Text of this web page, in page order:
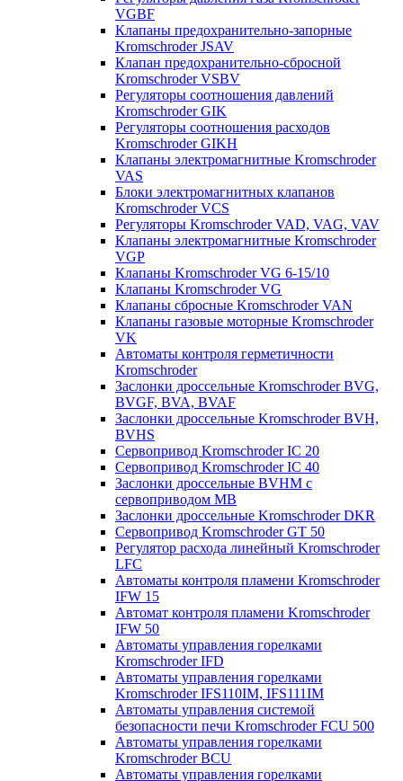
VGBF
Клапаны предохранительно-запорные
Kromschroder JSAV
Клапан предохранительно-сбросной
Kromschroder VSBV
Регуляторы соотношения давлений
Kromschroder GIK
Регуляторы соотношения расходов
Kromschroder GIKH
Клапаны электромагнитные Kromschroder
VAS
Блоки электромагнитных клапанов
Kromschroder VCS
Регуляторы Kromschroder VAD, VAG, VAV
Клапаны электромагнитные Kromschroder
VGP
Клапаны Kromschroder VG 6-15/10
Клапаны Kromschroder VG
Клапаны сбросные Kromschroder VAN
Клапаны газовые моторные Kromschroder
VK
Автоматы контроля герметичности
Kromschroder
Заслонки дроссельные Kromschroder BVG,
BVGF, BVA, BVAF
Заслонки дроссельные Kromschroder BVH,
BVHS
Сервопривод Kromschroder IC 20
Сервопривод Kromschroder IC 40
Заслонки дроссельные BVHM с
сервоприводом МВ
Заслонки дроссельные Kromschroder DKR
Cервопривод Kromschroder GT 50
Регулятор расхода линейный Kromschroder
LFC
Автоматы контроля пламени Kromschroder
IFW 15
Автомат контроля пламени Kromschroder
IFW 50
Автоматы управления горелками
Kromschroder IFD
Автоматы управления горелками
Kromschroder IFS110IM, IFS111IM
Автоматы управления системой
безопасности печи Kromschroder FCU 500
Автоматы управления горелками
Kromschroder BCU
Автоматы управления горелками